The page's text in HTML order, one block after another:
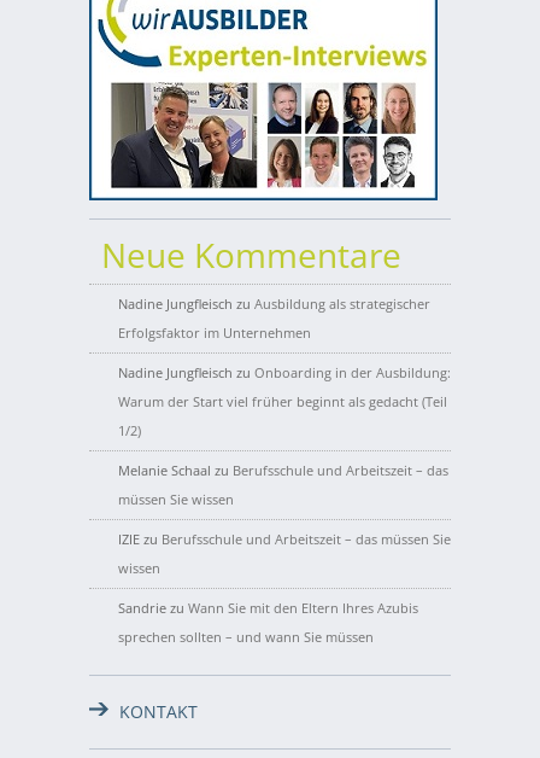
Neue Kommentare
Nadine Jungfleisch zu Ausbildung als strategischer
Erfolgsfaktor im Unternehmen
Nadine Jungfleisch zu Onboarding in der Ausbildung:
Warum der Start viel früher beginnt als gedacht (Teil
1/2)
Melanie Schaal zu Berufsschule und Arbeitszeit – das
müssen Sie wissen
IZIE zu Berufsschule und Arbeitszeit – das müssen Sie
wissen
Sandrie zu Wann Sie mit den Eltern Ihres Azubis
sprechen sollten – und wann Sie müssen
KONTAKT